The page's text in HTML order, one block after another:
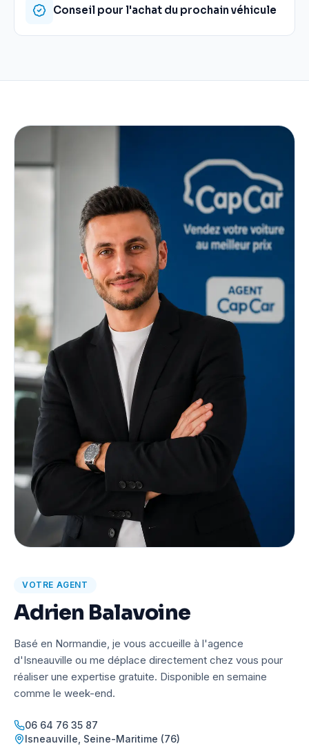
Conseil pour l'achat du prochain véhicule
VOTRE AGENT
Adrien Balavoine
Basé en Normandie, je vous accueille à l'agence
d'Isneauville ou me déplace directement chez vous pour
réaliser une expertise gratuite. Disponible en semaine
comme le week-end.
06 64 76 35 87
Isneauville Seine-Maritime (76)